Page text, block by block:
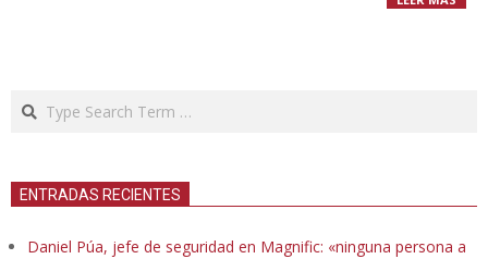
Search
ENTRADAS RECIENTES
Daniel Púa, jefe de seguridad en Magnific: «ninguna persona a